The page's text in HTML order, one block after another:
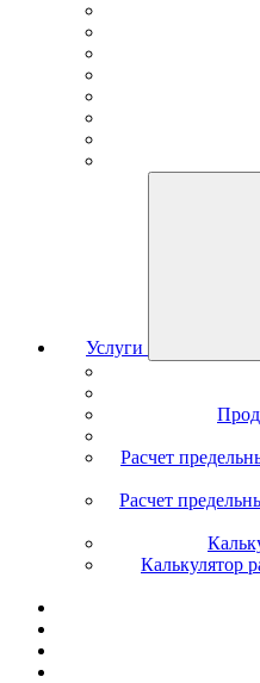
Услуги
Расчет
Расчет
Калькулятор